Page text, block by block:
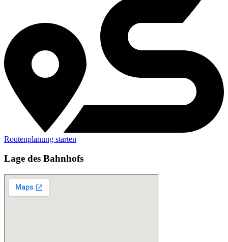
Routenplanung starten
Lage des Bahnhofs